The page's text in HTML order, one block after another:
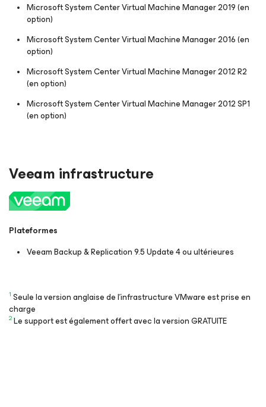
Microsoft System Center Virtual Machine Manager 2019 (en
option)
Microsoft System Center Virtual Machine Manager 2016 (en
option)
Microsoft System Center Virtual Machine Manager 2012 R2
(en option)
Microsoft System Center Virtual Machine Manager 2012 SP1
(en option)
Veeam infrastructure
Plateformes
Veeam Backup & Replication 9.5 Update 4 ou ultérieures
1 Seule la version anglaise de l’infrastructure VMware est prise en
charge
2Le support est également offert avec la version GRATUITE